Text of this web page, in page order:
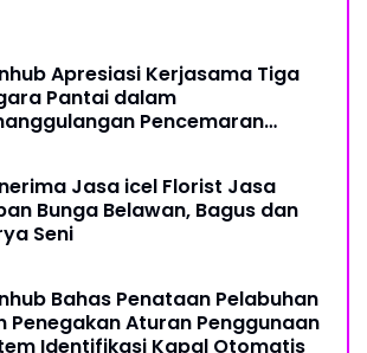
Apresiasi Kerjasama Tiga
Pantai dalam
Pencemaran
Jasa icel Florist Jasa
Bunga Belawan, Bagus dan
Seni
Bahas Penataan Pelabuhan
Penegakan Aturan Penggunaan
Identifikasi Kapal Otomatis